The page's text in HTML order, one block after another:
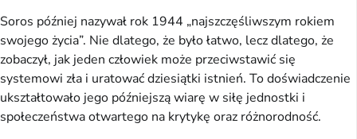
Soros później nazywał rok 1944 „najszczęśliwszym rokiem
swojego życia”. Nie dlatego, że było łatwo, lecz dlatego, że
zobaczył, jak jeden człowiek może przeciwstawić się
systemowi zła i uratować dziesiątki istnień. To doświadczenie
ukształtowało jego późniejszą wiarę w siłę jednostki i
społeczeństwa otwartego na krytykę oraz różnorodność.